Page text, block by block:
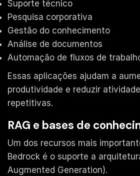
Suporte técnico
Pesquisa corporativa
Gestão do conhecimento
Análise de documentos
Automação de fluxos de
Essas aplicações ajudam a
produtividade e reduzir
repetitivas.
RAG e bases de
Um dos recursos mais
Bedrock é o suporte a
Augmented Generation).